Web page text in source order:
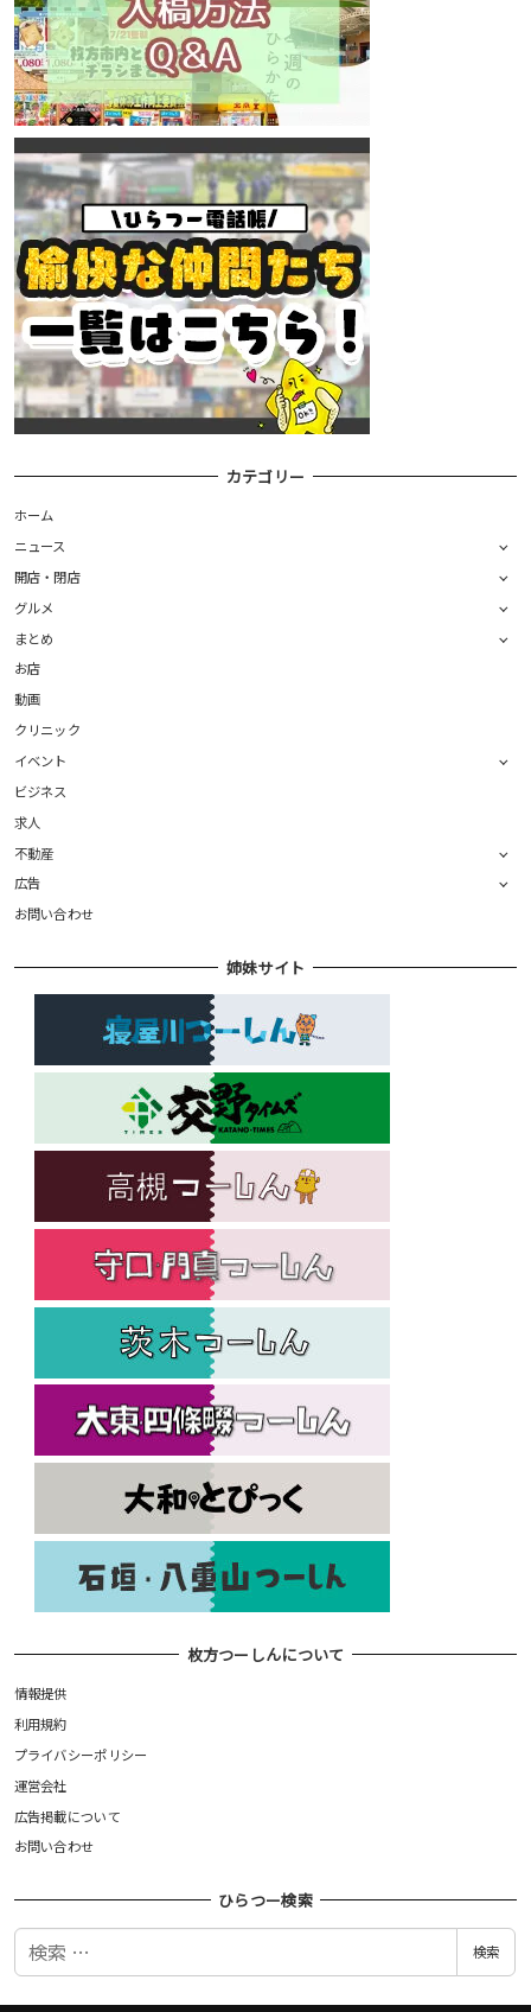
カテゴリー
ホーム
ニュース
開店・閉店
グルメ
まとめ
お店
動画
クリニック
イベント
ビジネス
求人
不動産
広告
お問い合わせ
姉妹サイト
枚方つーしんについて
情報提供
利用規約
プライバシーポリシー
運営会社
広告掲載について
お問い合わせ
ひらつー検索
検
検索